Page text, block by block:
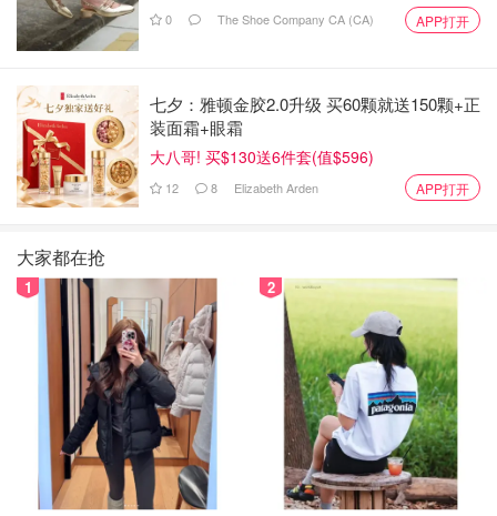
没有弹出式广告 偶尔会有不准确的航班价格
对比不同网站上的数百个机票列
表
Momondo
有些订票网站的页面非常凌乱，所有东西都在一个页面上，
看起来毫无条理。然而，Momondo是像Skiplagged这样的
网站之一，它的布局简约而直接，直接呈现航班搜索引擎。
飞机类型搜索选项是该网站的第二大功能，它可以过滤来自
特定飞机类型的航班，并立即给出特定类型飞机和大陆的廉
0 The Shoe Company CA (CA) APP打开
七夕：雅顿金胶2.0升级 买60颗就送150颗+正
装面霜+眼霜
大八哥! 买$130送6件套(值$596)
12 8 Elizabeth Arden APP打开
大家都在抢
1 2